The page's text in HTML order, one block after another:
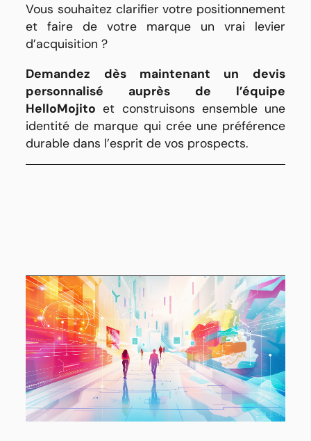
Vous souhaitez clarifier votre positionnement
et faire de votre marque un vrai levier
d’acquisition ?
Demandez dès maintenant un devis
personnalisé auprès de l’équipe
HelloMojito et construisons ensemble une
identité de marque qui crée une préférence
durable dans l’esprit de vos prospects.